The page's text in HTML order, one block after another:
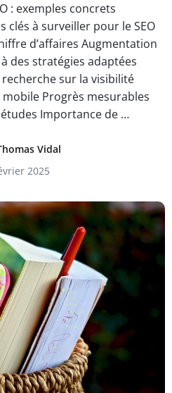
: exemples concrets
clés à surveiller pour le SEO
d’affaires Augmentation
des stratégies adaptées
sur la visibilité
mobile Progrès mesurables
Importance de …
Vidal
2025